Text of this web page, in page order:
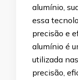
alumínio,
essa
precisão e
alumínio é
utilizada
precisão,